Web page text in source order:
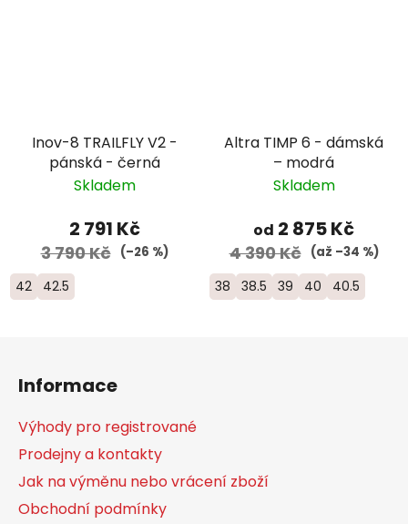
Inov-8 TRAILFLY V2 -
pánská - černá
Skladem
2 791 Kč
3 790 Kč (–26 %)
42 42.5
Altra TIMP 6 - dámská
– modrá
Skladem
od 2 875 Kč
4 390 Kč (až –34 %)
38 38.5 39 40 40.5
Informace
Výhody pro registrované
Prodejny a kontakty
Jak na výměnu nebo vrácení zboží
Obchodní podmínky